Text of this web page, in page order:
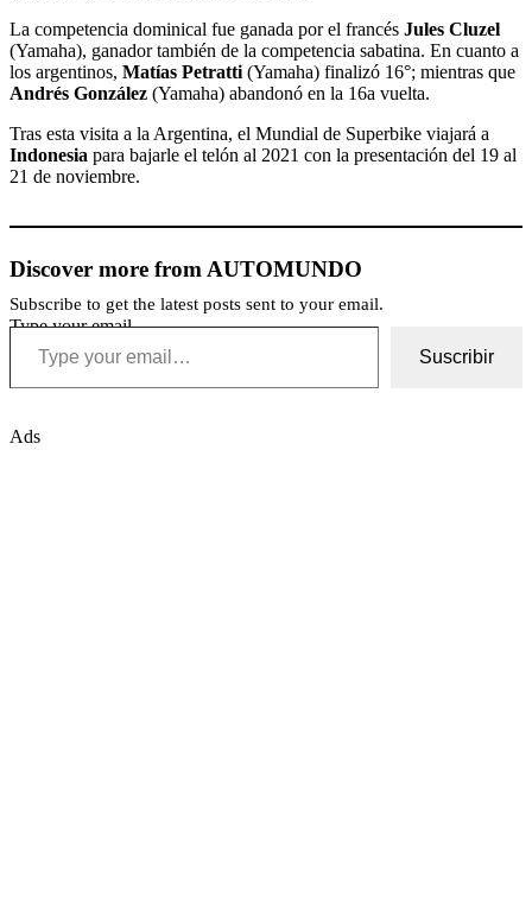
La competencia dominical fue ganada por el francés Jules Cluzel
(Yamaha), ganador también de la competencia sabatina. En cuanto a
los argentinos, Matías Petratti (Yamaha) finalizó 16°; mientras que
Andrés González (Yamaha) abandonó en la 16a vuelta.
Tras esta visita a la Argentina, el Mundial de Superbike viajará a
Indonesia para bajarle el telón al 2021 con la presentación del 19 al
21 de noviembre.
Discover more from AUTOMUNDO
Subscribe to get the latest posts sent to your email.
Type your email…
Suscribir
Ads